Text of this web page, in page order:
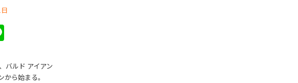
e
バルド アイアン
から始まる。